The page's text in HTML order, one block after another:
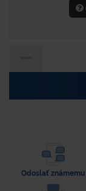
Odoslať známemu